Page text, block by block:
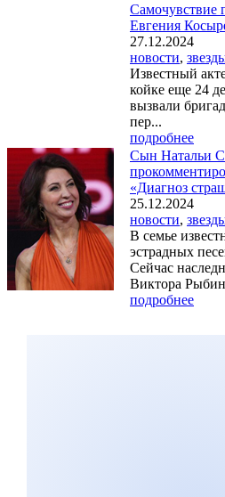
Самочувствие
Евгения
27.12.2024
новости,
Известный
койке еще 24
вызвали
пер...
подробнее
Сын Натальи
«Диагноз
25.12.2024
новости,
В семье
эстрадных
Сейчас
Виктора
подробнее